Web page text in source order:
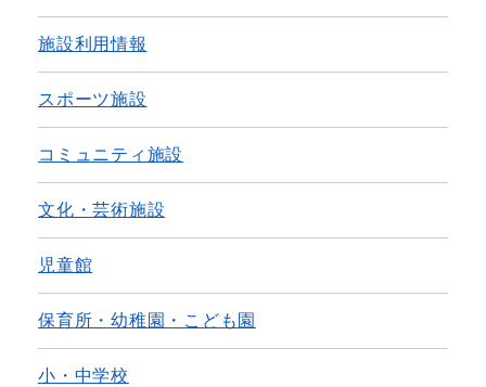
施設利用情報
スポーツ施設
コミュニティ施設
文化・芸術施設
児童館
保育所・幼稚園・こども園
小・中学校